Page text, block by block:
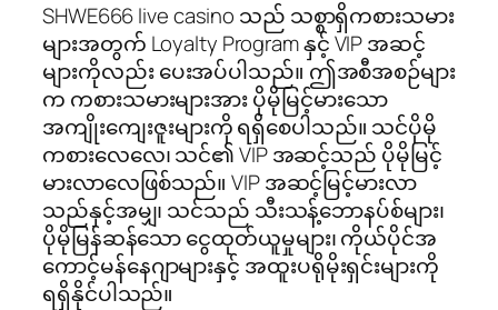
SHWE666 live casino သည် သစ္စာရှိကစားသမား
များအတွက် Loyalty Program နှင့် VIP အဆင့်
များကိုလည်း ပေးအပ်ပါသည်။ ဤအစီအစဉ်များ
က ကစားသမားများအား ပိုမိုမြင့်မားသော
အကျိုးကျေးဇူးများကို ရရှိစေပါသည်။ သင်ပိုမို
ကစားလေလေ၊ သင်၏ VIP အဆင့်သည် ပိုမိုမြင့်
မားလာလေဖြစ်သည်။ VIP အဆင့်မြင့်မားလာ
သည်နှင့်အမျှ၊ သင်သည် သီးသန့်ဘောနပ်စ်များ၊
ပိုမိုမြန်ဆန်သော ငွေထုတ်ယူမှုများ၊ ကိုယ်ပိုင်အ
ကောင့်မန်နေဂျာများနှင့် အထူးပရိုမိုးရှင်းများကို
ရရှိနိုင်ပါသည်။